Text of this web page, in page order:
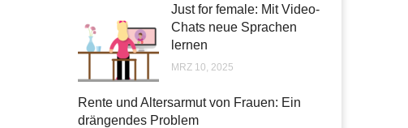
Just for female: Mit Video-
Chats neue Sprachen
lernen
MRZ 10, 2025
Rente und Altersarmut von Frauen: Ein
drängendes Problem